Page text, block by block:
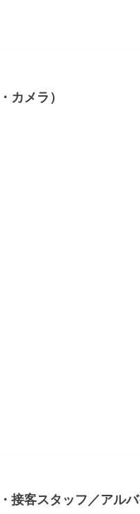
カメラ）
接客スタッフ／アル